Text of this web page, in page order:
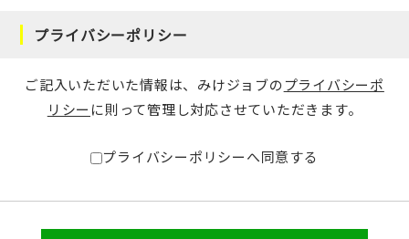
プライバシーポリシー
ご記入いただいた情報は、みけジョブのプライバシーポ
リシー に則って管理し対応させていただきます。
プライバシーポリシーへ同意する